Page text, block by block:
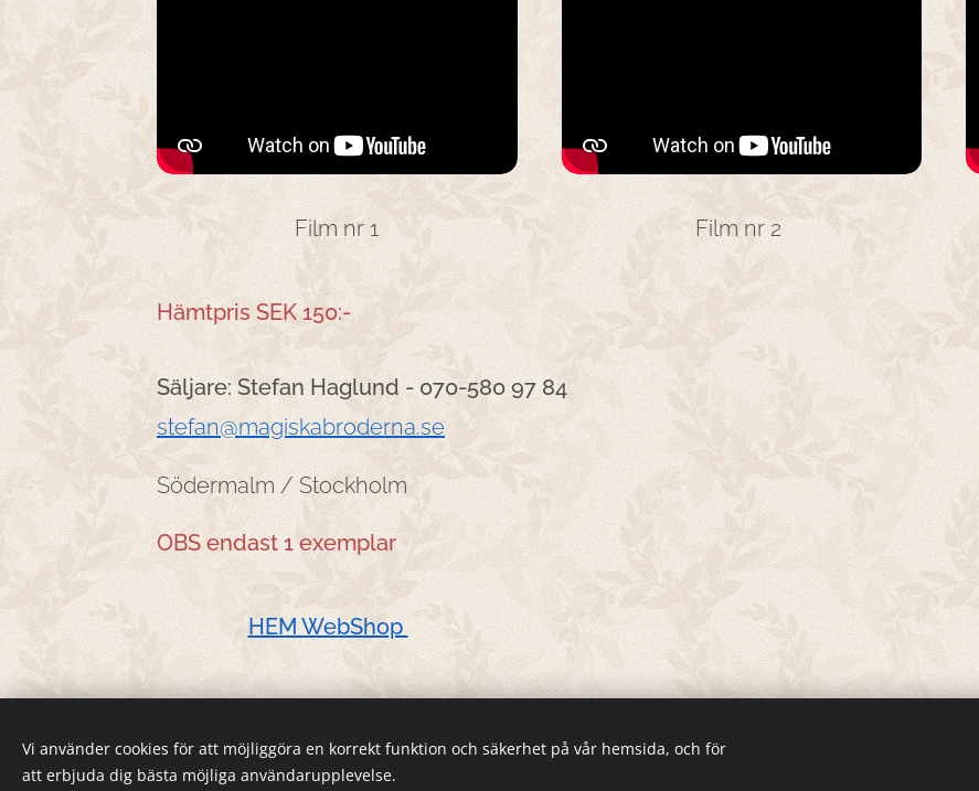
Film nr 1 Film nr 2
Hämtpris SEK 150:-
Säljare: Stefan Haglund - 070-580 97 84
stefan@magiskabroderna.se
Södermalm / Stockholm
OBS endast 1 exemplar
HEM WebShop
Vi använder cookies för att möjliggöra en korrekt funktion och säkerhet på vår hemsida, och för
att erbjuda dig bästa möjliga användarupplevelse.